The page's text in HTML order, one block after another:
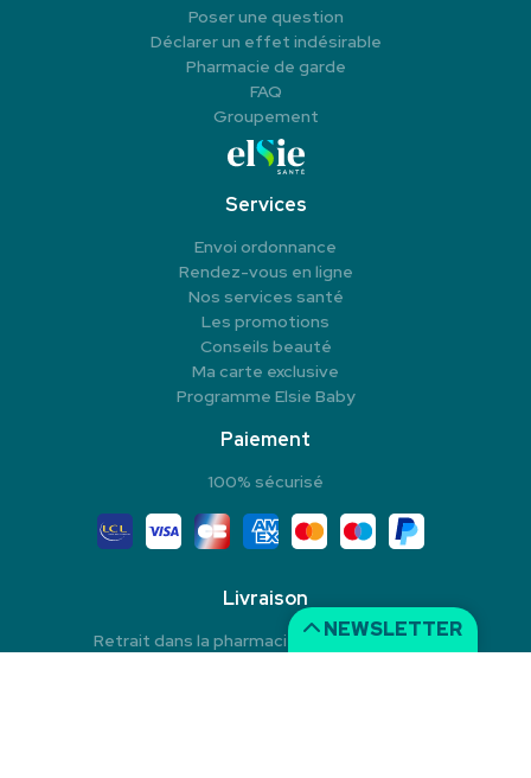
NEWSLETTER
Poser une question
Déclarer un effet indésirable
Pharmacie de garde
FAQ
Groupement
Services
Envoi ordonnance
Rendez-vous en ligne
Nos services santé
Les promotions
Conseils beauté
Ma carte exclusive
Programme Elsie Baby
Paiement
100% sécurisé
Livraison
Retrait dans la pharmacie en Click & Collect